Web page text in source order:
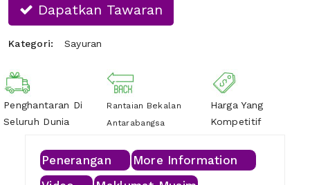
Dapatkan Tawaran
Kategori: Sayuran
Penghantaran Di
Seluruh Dunia
Rantaian Bekalan
Antarabangsa
Harga Yang
Kompetitif
Penerangan
More Information